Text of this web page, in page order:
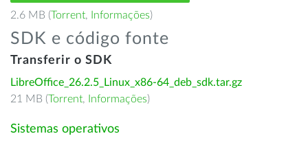
2.6 MB (Torrent, Informações)
SDK e código fonte
Transferir o SDK
LibreOffice_26.2.5_Linux_x86-64_deb_sdk.tar.gz
21 MB (Torrent, Informações)
Sistemas operativos